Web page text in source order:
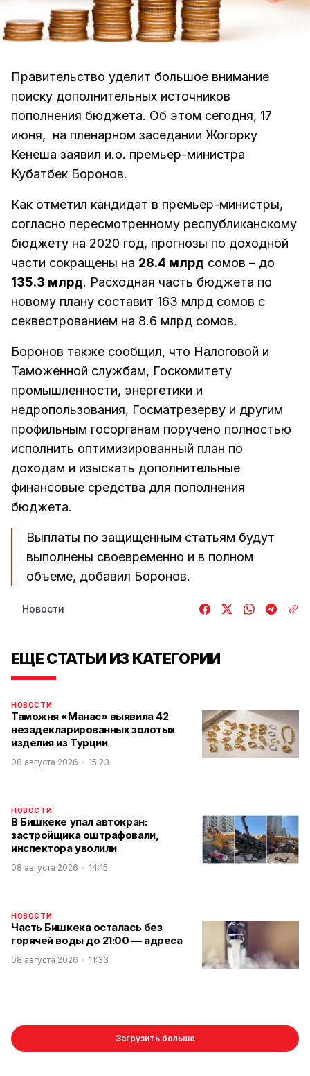
Правительство уделит большое внимание
поиску дополнительных источников
пополнения бюджета. Об этом сегодня, 17
июня, на пленарном заседании Жогорку
Кенеша заявил и.о. премьер-министра
Кубатбек Боронов.
Как отметил кандидат в премьер-министры,
согласно пересмотренному республиканскому
бюджету на 2020 год, прогнозы по доходной
части сокращены на 28.4 млрд сомов – до
135.3 млрд. Расходная часть бюджета по
новому плану составит 163 млрд сомов с
секвестрованием на 8.6 млрд сомов.
Боронов также сообщил, что Налоговой и
Таможенной службам, Госкомитету
промышленности, энергетики и
недропользования, Госматрезерву и другим
профильным госорганам поручено полностью
исполнить оптимизированный план по
доходам и изыскать дополнительные
финансовые средства для пополнения
бюджета.
Выплаты по защищенным статьям будут
выполнены своевременно и в полном
объеме, добавил Боронов.
Новости
ЕЩЕ СТАТЬИ ИЗ КАТЕГОРИИ
НОВОСТИ
Таможня «Манас» выявила 42
незадекларированных золотых
изделия из Турции
08 августа 2026 15:23
НОВОСТИ
В Бишкеке упал автокран:
застройщика оштрафовали,
инспектора уволили
08 августа 2026 14:15
НОВОСТИ
Часть Бишкека осталась без
горячей воды до 21:00 — адреса
08 августа 2026 11:33
Загрузить больше